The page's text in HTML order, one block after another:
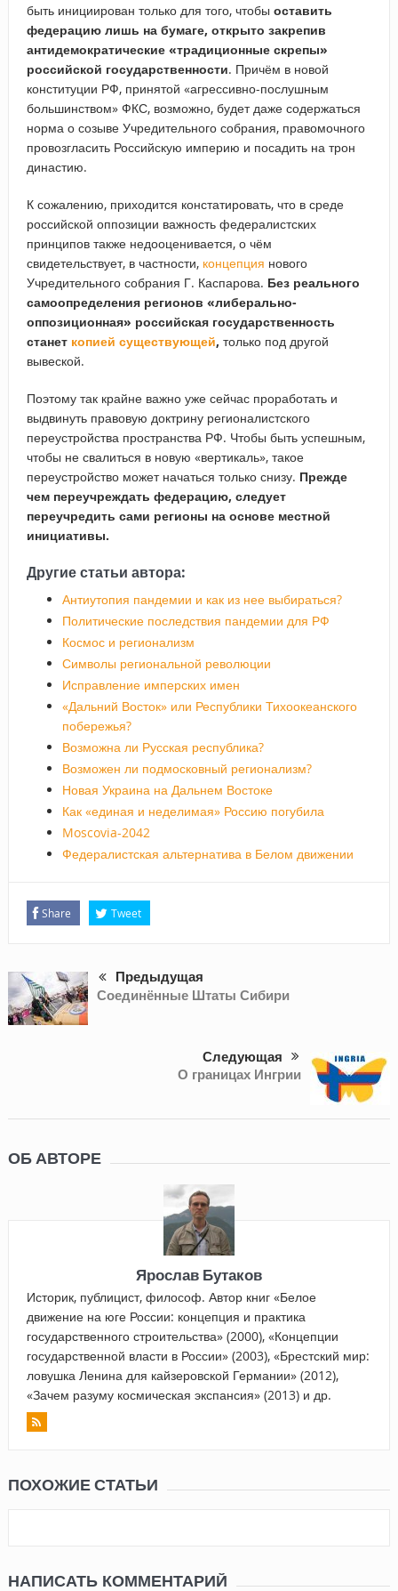
быть инициирован только для того, чтобы оставить
федерацию лишь на бумаге, открыто закрепив
антидемократические «традиционные скрепы»
российской государственности. Причём в новой
конституции РФ, принятой «агрессивно-послушным
большинством» ФКС, возможно, будет даже содержаться
норма о созыве Учредительного собрания, правомочного
провозгласить Российскую империю и посадить на трон
династию.
К сожалению, приходится констатировать, что в среде
российской оппозиции важность федералистских
принципов также недооценивается, о чём
свидетельствует, в частности, концепция нового
Учредительного собрания Г. Каспарова. Без реального
самоопределения регионов «либерально-
оппозиционная» российская государственность
станет копией существующей, только под другой
вывеской.
Поэтому так крайне важно уже сейчас проработать и
выдвинуть правовую доктрину регионалистского
переустройства пространства РФ. Чтобы быть успешным,
чтобы не свалиться в новую «вертикаль», такое
переустройство может начаться только снизу. Прежде
чем переучреждать федерацию, следует
переучредить сами регионы на основе местной
инициативы.
Другие статьи автора:
Антиутопия пандемии и как из нее выбираться?
Политические последствия пандемии для РФ
Космос и регионализм
Символы региональной революции
Исправление имперских имен
«Дальний Восток» или Республики Тихоокеанского
побережья?
Возможна ли Русская республика?
Возможен ли подмосковный регионализм?
Новая Украина на Дальнем Востоке
Как «единая и неделимая» Россию погубила
Moscovia-2042
Федералистская альтернатива в Белом движении
Share Tweet
Предыдущая
Соединённые Штаты Сибири
Следующая
О границах Ингрии
ОБ АВТОРЕ
Ярослав Бутаков
Историк, публицист, философ. Автор книг «Белое
движение на юге России: концепция и практика
государственного строительства» (2000), «Концепции
государственной власти в России» (2003), «Брестский мир:
ловушка Ленина для кайзеровской Германии» (2012),
«Зачем разуму космическая экспансия» (2013) и др.
ПОХОЖИЕ СТАТЬИ
НАПИСАТЬ КОММЕНТАРИЙ